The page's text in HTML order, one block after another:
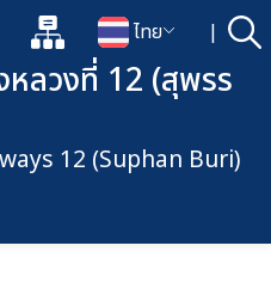
แผนผังเว็บไซต์
เปลี่ยนภาษา
ไทย | ค้
เปิดกล่องค้นหาข้อมูลหลักของเ
หลวงที่ 12 (สุพรร
12 (Suphan Buri)